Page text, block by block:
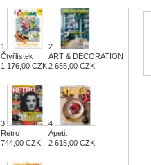
1
Čtyřlístek
1 176,00 CZK
2
ART & DECORATION
2 655,00 CZK
3
Retro
744,00 CZK
4
Apetit
2 615,00 CZK